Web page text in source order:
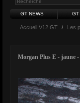
GT NEWS GT
Accueil V12 GT / Les
Morgan Plus E - jaune